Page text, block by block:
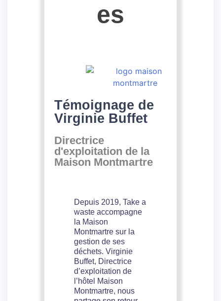
es
Témoignage de
Virginie Buffet
Directrice
d'exploitation de la
Maison Montmartre
Depuis 2019, Take a
waste accompagne
la Maison
Montmartre sur la
gestion de ses
déchets. Virginie
Buffet, Directrice
d’exploitation de
l’hôtel Maison
Montmartre, nous